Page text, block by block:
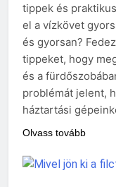
tippek és
el a vízkövet
és gyorsan?
tippeket, hogy
és a
problémát jelent,
háztartási
Olvass tovább